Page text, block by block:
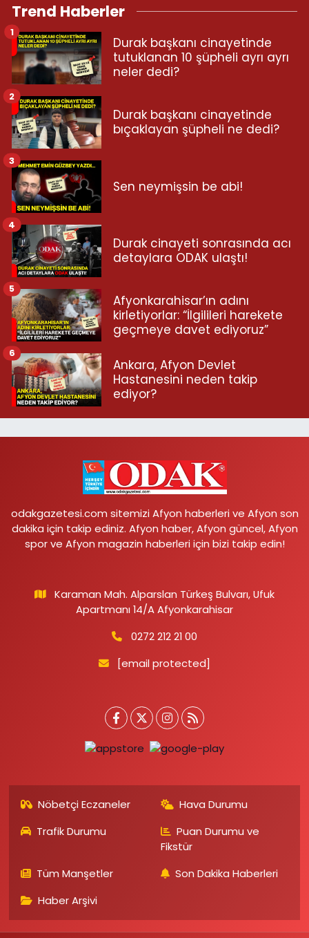
Trend Haberler
Durak başkanı cinayetinde
tutuklanan 10 şüpheli ayrı ayrı
neler dedi?
1
Durak başkanı cinayetinde
bıçaklayan şüpheli ne dedi?
2
Sen neymişsin be abi!
3
Durak cinayeti sonrasında acı
detaylara ODAK ulaştı!
4
Afyonkarahisar’ın adını
kirletiyorlar: “İlgilileri harekete
geçmeye davet ediyoruz”
5
Ankara, Afyon Devlet
Hastanesini neden takip
ediyor?
6
odakgazetesi.com sitemizi Afyon haberleri ve Afyon son
dakika için takip ediniz. Afyon haber, Afyon güncel, Afyon
spor ve Afyon magazin haberleri için bizi takip edin!
Karaman Mah. Alparslan Türkeş Bulvarı, Ufuk
Apartmanı 14/A Afyonkarahisar
0272 212 21 00
[email protected]
Nöbetçi Eczaneler
Hava Durumu
Trafik Durumu
Puan Durumu ve
Fikstür
Tüm Manşetler
Son Dakika Haberleri
Haber Arşivi